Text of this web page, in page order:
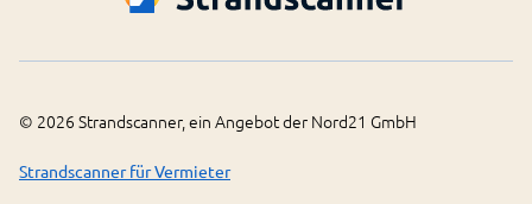
© 2026 Strandscanner, ein Angebot der Nord21 GmbH
Strandscanner für Vermieter